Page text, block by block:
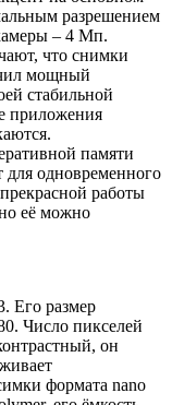
разрешением
– 4 Мп.
что снимки
мощный
стабильной
приложения
памяти
для одновременного
работы
её можно
Его размер
Число пикселей
он
формата nano